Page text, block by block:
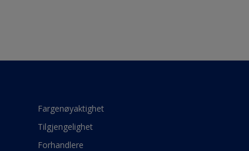
Fargenøyaktighet
Tilgjengelighet
Forhandlere